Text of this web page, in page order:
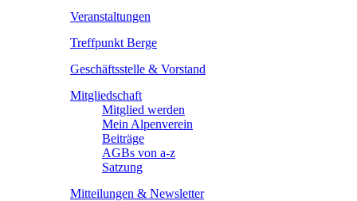
Veranstaltungen
Treffpunkt Berge
Geschäftsstelle & Vorstand
Mitgliedschaft
Mitglied werden
Mein Alpenverein
Beiträge
AGBs von a-z
Satzung
Mitteilungen & Newsletter